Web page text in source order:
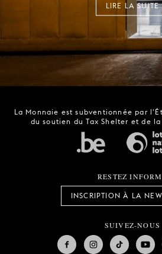
LIRE LA SUITE
La Monnaie est subventionnée par
du soutien du Tax Shelter et de
RESTEZ
INSCRIPTION À LA
SUIVEZ-NOUS